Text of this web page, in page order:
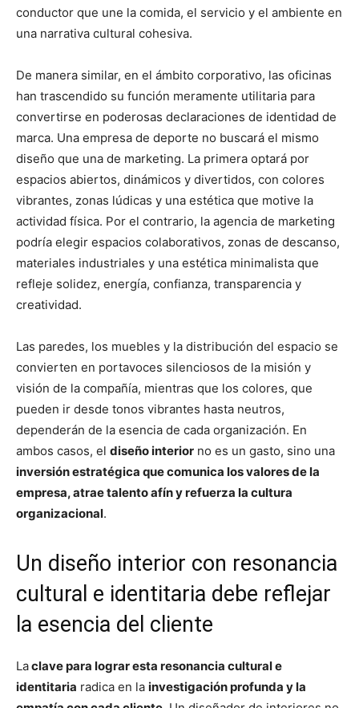
conductor que une la comida, el servicio y el ambiente en
una narrativa cultural cohesiva.
De manera similar, en el ámbito corporativo, las oficinas
han trascendido su función meramente utilitaria para
convertirse en poderosas declaraciones de identidad de
marca. Una empresa de deporte no buscará el mismo
diseño que una de marketing. La primera optará por
espacios abiertos, dinámicos y divertidos, con colores
vibrantes, zonas lúdicas y una estética que motive la
actividad física. Por el contrario, la agencia de marketing
podría elegir espacios colaborativos, zonas de descanso,
materiales industriales y una estética minimalista que
refleje solidez, energía, confianza, transparencia y
creatividad.
Las paredes, los muebles y la distribución del espacio se
convierten en portavoces silenciosos de la misión y
visión de la compañía, mientras que los colores, que
pueden ir desde tonos vibrantes hasta neutros,
dependerán de la esencia de cada organización. En
ambos casos, el diseño interior no es un gasto, sino una
inversión estratégica que comunica los valores de la
empresa, atrae talento afín y refuerza la cultura
organizacional.
Un diseño interior con resonancia
cultural e identitaria debe reflejar
la esencia del cliente
Laclave para lograr esta resonancia cultural e
identitaria radica en la investigación profunda y la